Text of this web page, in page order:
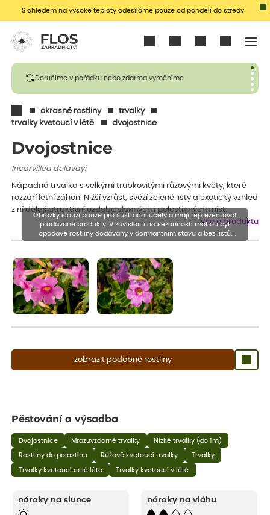
S ohledem na vysoké teploty odesíláme pouze od pondělí do středy
Doručíme v pořádku nebo zdarma vyměníme
okrasné rostliny
trvalky
trvalky kvetoucí v létě
dvojostnice
Dvojostnice
Incarvillea delavayi
Nápadná trvalka s velkými trubkovitými růžovými květy, které
rozzáří letní záhon. Nižší vzrůst, svěží zelené listy a exotický vzhled
z ní dělají atraktivní ozdobu slunných i polostinných míst.
Vše o produktu
zobrazit podobné rostliny
Obrázky slouží pouze pro ilustrační účely a mají reprezentovat
prodávané produkty. V závislosti na sezónnosti mohou být
opadavé rostliny dodávány v dormantním stavu a bez listů.
Rostliny mohou být také sestřiženy níže, než je uvedená výška,
Pěstování a výsadba
Dvojostnice Mrazuvzdorné trvalky Nízké trvalky (do 1m)
Rostliny do polostínu Růžově kvetoucí trvalky Trvalky
Trvalky kvetoucí celé léto Trvalky kvetoucí v létě
nároky na slunce nároky na vláhu